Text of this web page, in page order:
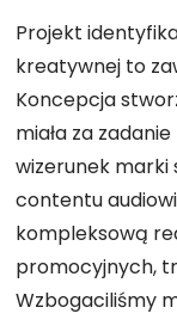
Projekt
kreatywnej to
Koncepcja
miała za
wizerunek marki
contentu
kompleksową
promocyjnych,
Wzbogaciliśmy